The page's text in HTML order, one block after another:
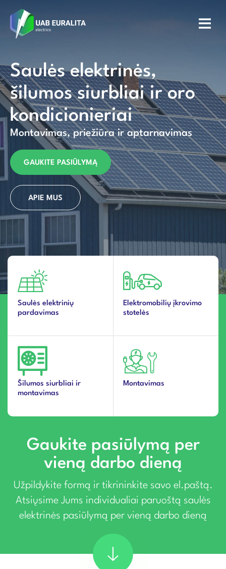
Saulės elektrinės,
šilumos siurbliai ir oro
kondicionieriai
Montavimas, priežiūra ir aptarnavimas
GAUKITE PASIŪLYMĄ
APIE MUS
Saulės elektrinių
pardavimas
Elektromobilių įkrovimo
stotelės
Šilumos siurbliai ir
montavimas
Montavimas
Gaukite pasiūlymą per
vieną darbo dieną
Užpildykite formą ir tikrininkite savo el.paštą.
Atsiųsime Jums individualiai paruoštą saulės
elektrinės pasiūlymą per vieną darbo dieną